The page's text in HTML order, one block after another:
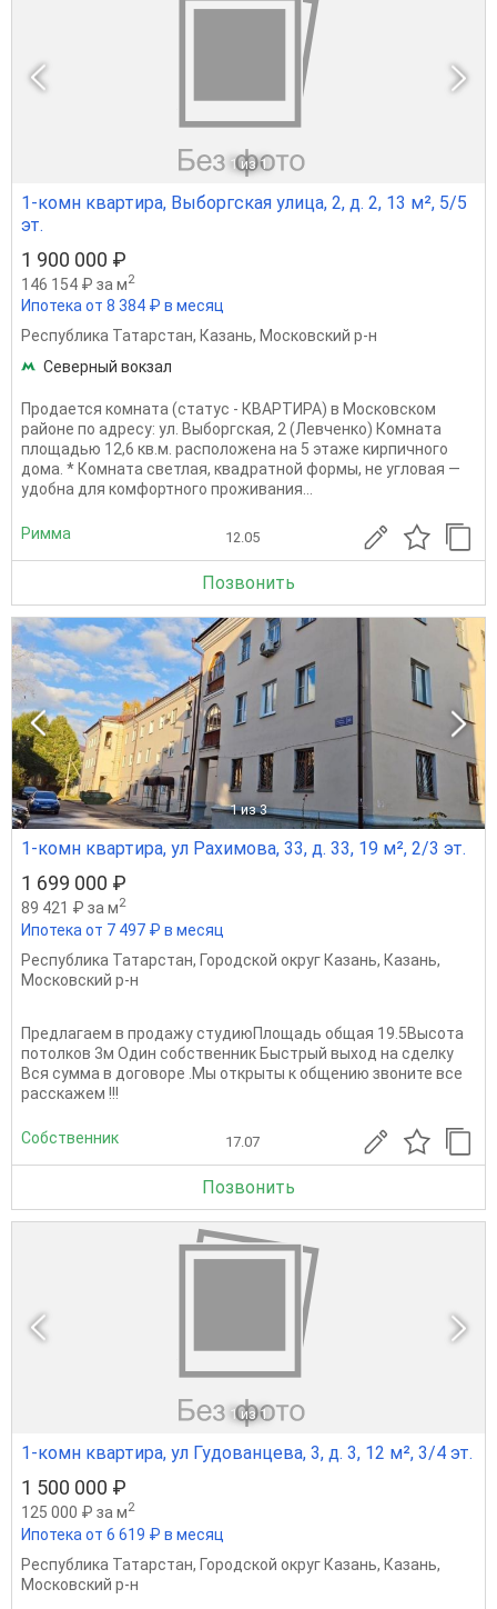
1 из 1
1-комн квартира, Выборгская улица, 2, д. 2, 13 м², 5/5
эт.
1 900 000 ₽
146 154 ₽ за м2
Ипотека от 8 384 ₽ в месяц
Республика Татарстан, Казань, Московский р-н
Северный вокзал
Продается комната (статус - КВАРТИРА) в Московском
районе по адресу: ул. Выборгская, 2 (Левченко) Комната
площадью 12,6 кв.м. расположена на 5 этаже кирпичного
дома. * Комната светлая, квадратной формы, не угловая —
удобна для комфортного проживания...
Римма 12.05
Позвонить
1 из 3
1-комн квартира, ул Рахимова, 33, д. 33, 19 м², 2/3 эт.
1 699 000 ₽
89 421 ₽ за м2
Ипотека от 7 497 ₽ в месяц
Республика Татарстан, Городской округ Казань, Казань,
Московский р-н
Предлагаем в продажу студиюПлощадь общая 19.5Высота
потолков 3м Один собственник Быстрый выход на сделку
Вся сумма в договоре .Мы открыты к общению звоните все
расскажем !!!
Собственник 17.07
Позвонить
1 из 1
1-комн квартира, ул Гудованцева, 3, д. 3, 12 м², 3/4 эт.
1 500 000 ₽
125 000 ₽ за м2
Ипотека от 6 619 ₽ в месяц
Республика Татарстан, Городской округ Казань, Казань,
Московский р-н